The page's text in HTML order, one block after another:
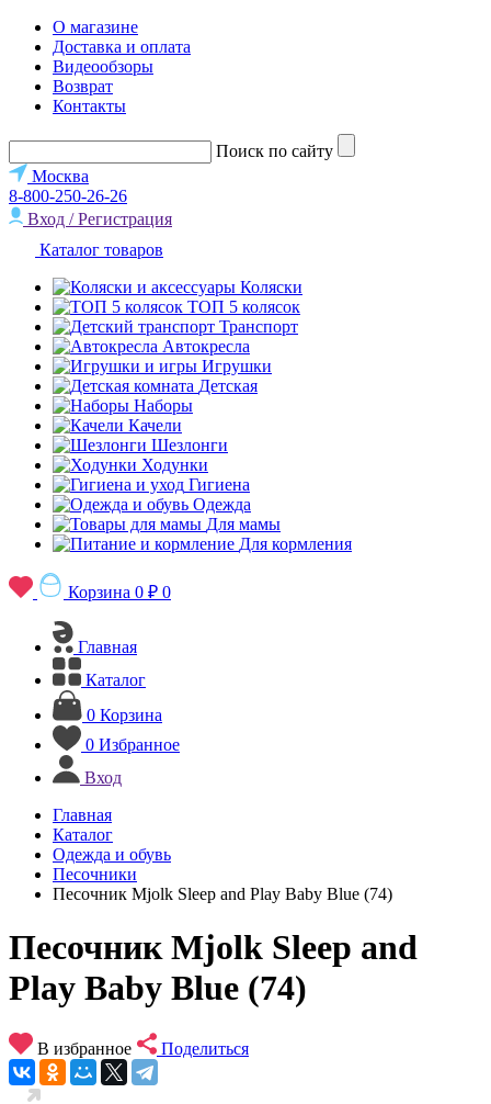
О магазине
Доставка и оплата
Видеообзоры
Возврат
Контакты
Поиск по сайту
Москва
8-800-250-26-26
Вход / Регистрация
Каталог товаров
Коляски
ТОП 5 колясок
Транспорт
Автокресла
Игрушки
Детская
Наборы
Качели
Шезлонги
Ходунки
Гигиена
Одежда
Для мамы
Для кормления
Корзина 0 ₽ 0
Главная
Каталог
0 Корзина
0 Избранное
Вход
Главная
Каталог
Одежда и обувь
Песочники
Песочник Mjolk Sleep and Play Baby Blue (74)
Песочник Mjolk Sleep and
Play Baby Blue (74)
В избранное Поделиться